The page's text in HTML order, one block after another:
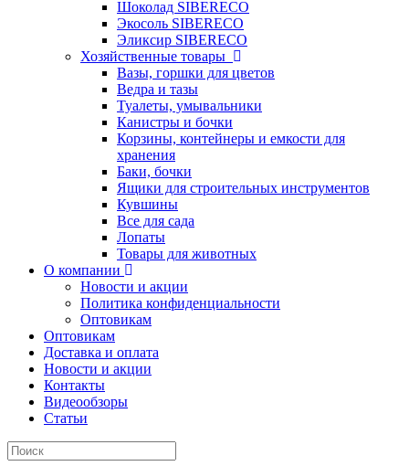
Шоколад SIBERECO
Экосоль SIBERECO
Эликсир SIBERECO
Хозяйственные товары
Вазы, горшки для цветов
Ведра и тазы
Туалеты, умывальники
Канистры и бочки
Корзины, контейнеры и емкости для
хранения
Баки, бочки
Ящики для строительных инструментов
Кувшины
Все для сада
Лопаты
Товары для животных
О компании
Новости и акции
Политика конфиденциальности
Оптовикам
Оптовикам
Доставка и оплата
Новости и акции
Контакты
Видеообзоры
Статьи